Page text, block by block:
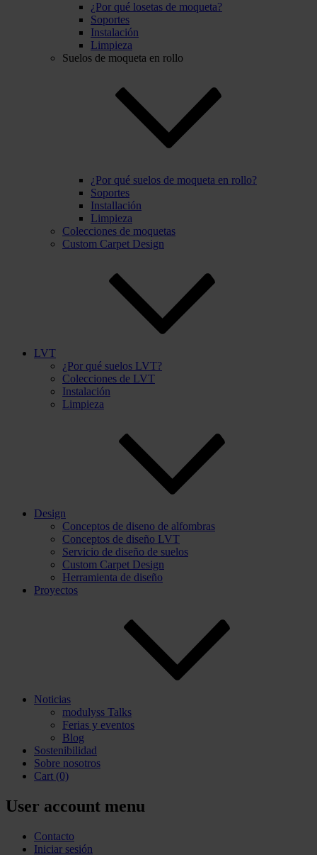
¿Por qué losetas de moqueta?
Soportes
Instalación
Limpieza
Suelos de moqueta en rollo
¿Por qué suelos de moqueta en rollo?
Soportes
Installación
Limpieza
Colecciones de moquetas
Custom Carpet Design
LVT
¿Por qué suelos LVT?
Colecciones de LVT
Instalación
Limpieza
Design
Conceptos de diseno de alfombras
Conceptos de diseño LVT
Servicio de diseño de suelos
Custom Carpet Design
Herramienta de diseño
Proyectos
Noticias
modulyss Talks
Ferias y eventos
Blog
Sostenibilidad
Sobre nosotros
Cart (0)
User account menu
Contacto
Iniciar sesión